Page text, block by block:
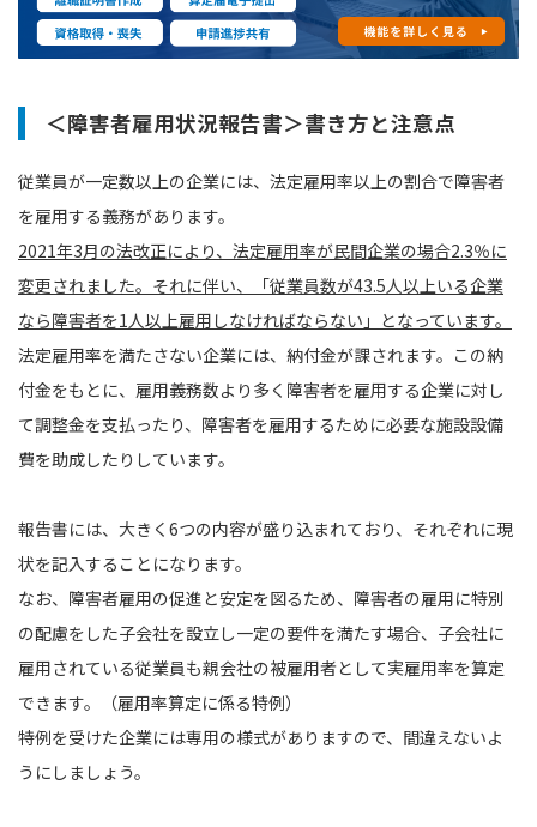
＜障害者雇用状況報告書＞書き方と注意点
従業員が一定数以上の企業には、法定雇用率以上の割合で障害者
を雇用する義務があります。
2021年3月の法改正により、法定雇用率が民間企業の場合2.3％に
変更されました。それに伴い、「従業員数が43.5人以上いる企業
なら障害者を1人以上雇用しなければならない」となっています。
法定雇用率を満たさない企業には、納付金が課されます。この納
付金をもとに、雇用義務数より多く障害者を雇用する企業に対し
て調整金を支払ったり、障害者を雇用するために必要な施設設備
費を助成したりしています。
報告書には、大きく6つの内容が盛り込まれており、それぞれに現
状を記入することになります。
なお、障害者雇用の促進と安定を図るため、障害者の雇用に特別
の配慮をした子会社を設立し一定の要件を満たす場合、子会社に
雇用されている従業員も親会社の被雇用者として実雇用率を算定
できます。（雇用率算定に係る特例）
特例を受けた企業には専用の様式がありますので、間違えないよ
うにしましょう。